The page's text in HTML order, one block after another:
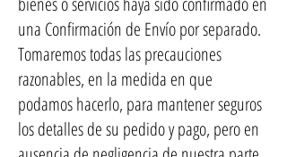
una Confirmación de Envío por separado.
Tomaremos todas las precauciones
razonables, en la medida en que
podamos hacerlo, para mantener seguros
los detalles de su pedido y pago, pero en